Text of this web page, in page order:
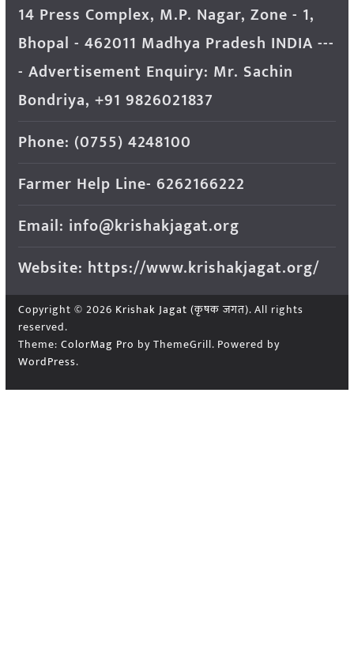
14 Press Complex, M.P. Nagar, Zone - 1,
Bhopal - 462011 Madhya Pradesh INDIA ---
- Advertisement Enquiry: Mr. Sachin
Bondriya, +91 9826021837
Phone: (0755) 4248100
Farmer Help Line- 6262166222
Email: info@krishakjagat.org
Website: https://www.krishakjagat.org/
Copyright © 2026 Krishak Jagat (कृषक जगत). All rights
reserved.
Theme: ColorMag Pro by ThemeGrill. Powered by
WordPress.